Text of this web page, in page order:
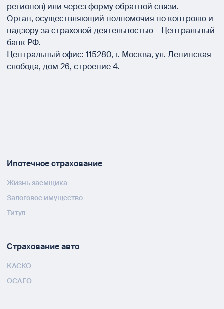
регионов) или черезформу обратной связи.
Орган, осуществляющий полномочия по контролю и
надзору за страховой деятельностью – Центральный
банк РФ.
Центральный офис: 115280, г. Москва, ул. Ленинская
слобода, дом 26, строение 4.
Ипотечное страхование
Жизнь заемщика
Залоговое имущество
Титул
Страхование авто
КАСКО
ОСАГО